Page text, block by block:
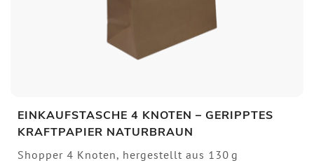
EINKAUFSTASCHE 4 KNOTEN – GERIPPTES
KRAFTPAPIER NATURBRAUN
Shopper 4 Knoten, hergestellt aus 130 g